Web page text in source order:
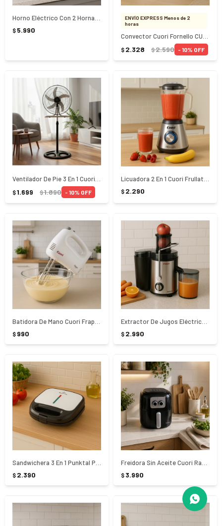
$ 5.990
ENVÍO EXPRESS Menos de 2
horas
$ 2.328 $2.590 10
$1.699 $1.890 10 $ 2.290
$ 990 $ 2.990
$ 2.390 $ 3.990